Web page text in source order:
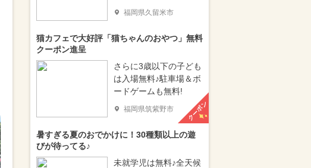
福岡県久留米市
猫カフェで大好評「猫ちゃんのおやつ」無料
クーポン進呈
さらに3歳以下の子ども
は入場無料♪駐車場＆ボ
ードゲームも無料!
福岡県筑紫野市 クーポン
暑すぎる夏のおでかけに！30種類以上の遊
びが待ってる♪
未就学児は無料♪全天候